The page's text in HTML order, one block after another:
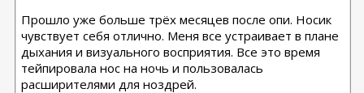
Прошло уже больше трёх месяцев после опи. Носик
чувствует себя отлично. Меня все устраивает в плане
дыхания и визуального восприятия. Все это время
тейпировала нос на ночь и пользовалась
расширителями для ноздрей.